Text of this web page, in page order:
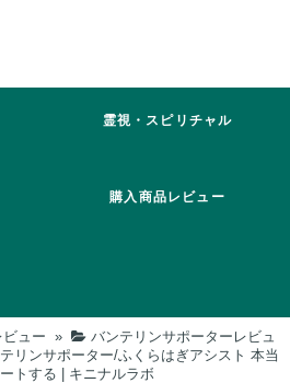
霊視・スピリチャル
購入商品レビュー
ュー »
バンテリンサポーターレビュ
リンサポーター/ふくらはぎアシスト 本当
トする | キニナルラボ